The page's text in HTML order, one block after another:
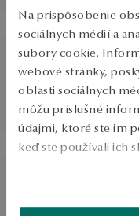
Na prispôsobenie
sociálnych médií a
súbory cookie.
webové stránky,
oblasti sociálnych
môžu príslušné
údajmi, ktoré ste im
keď ste používali ich
ZL'AVA
Strieborné náušnice s
perlami - Maya
Najnižšia cena za 30
ZL'AVA
Pearls